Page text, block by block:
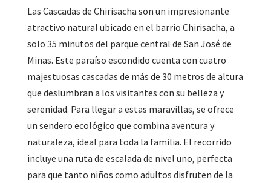
Las Cascadas de Chirisacha son un impresionante
atractivo natural ubicado en el barrio Chirisacha, a
solo 35 minutos del parque central de San José de
Minas. Este paraíso escondido cuenta con cuatro
majestuosas cascadas de más de 30 metros de altura
que deslumbran a los visitantes con su belleza y
serenidad. Para llegar a estas maravillas, se ofrece
un sendero ecológico que combina aventura y
naturaleza, ideal para toda la familia. El recorrido
incluye una ruta de escalada de nivel uno, perfecta
para que tanto niños como adultos disfruten de la